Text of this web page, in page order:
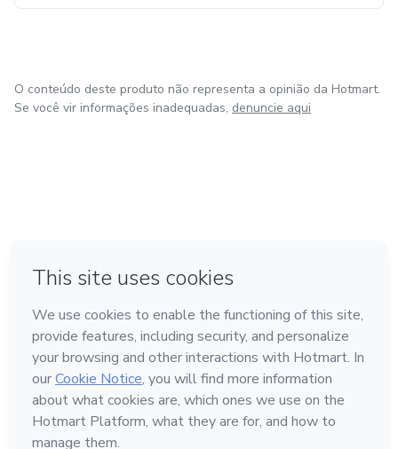
O conteúdo deste produto não representa a opinião da Hotmart.
Se você vir informações inadequadas, denuncie aqui
Feito com ❤ na Cidade do México
Conheça a Hotmart
Idioma
Português